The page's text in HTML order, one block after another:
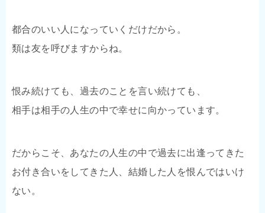
都合のいい人になっていくだけだから。
類は友を呼びますからね。
恨み続けても、過去のことを言い続けても、
相手は相手の人生の中で幸せに向かっています。
だからこそ、あなたの人生の中で過去に出逢ってきた
お付き合いをしてきた人、結婚した人を恨んではいけ
ない。